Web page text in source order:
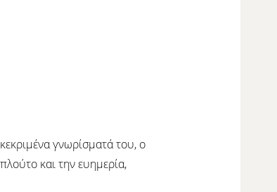
γνωρίσματά του, ο
και την ευημερία,